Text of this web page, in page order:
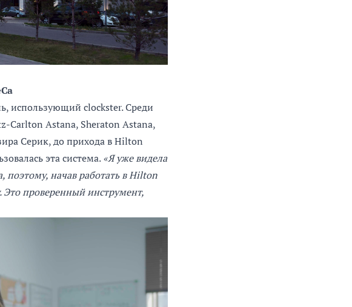
использующий clockster. Среди
Carlton Astana, Sheraton Astana,
Серик, до прихода в Hilton
эта система.«Я уже видела
поэтому, начав работать в Hilton
Это проверенный инструмент,